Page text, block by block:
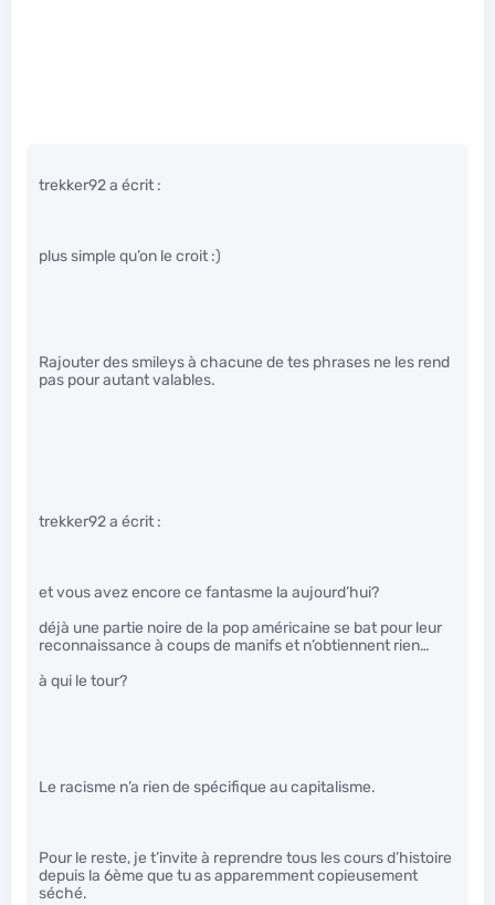
trekker92 a écrit :
plus simple qu’on le croit :)
Rajouter des smileys à chacune de tes phrases ne les rend
pas pour autant valables.
trekker92 a écrit :
et vous avez encore ce fantasme la aujourd’hui?
déjà une partie noire de la pop américaine se bat pour leur
reconnaissance à coups de manifs et n’obtiennent rien…
à qui le tour?
Le racisme n’a rien de spécifique au capitalisme.
Pour le reste, je t’invite à reprendre tous les cours d’histoire
depuis la 6ème que tu as apparemment copieusement
séché.